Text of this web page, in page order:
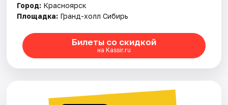
Город: Красноярск
Площадка: Гранд-холл Сибирь
Билеты со скидкой
на Kassir.ru